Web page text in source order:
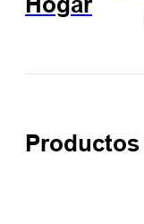
Productos